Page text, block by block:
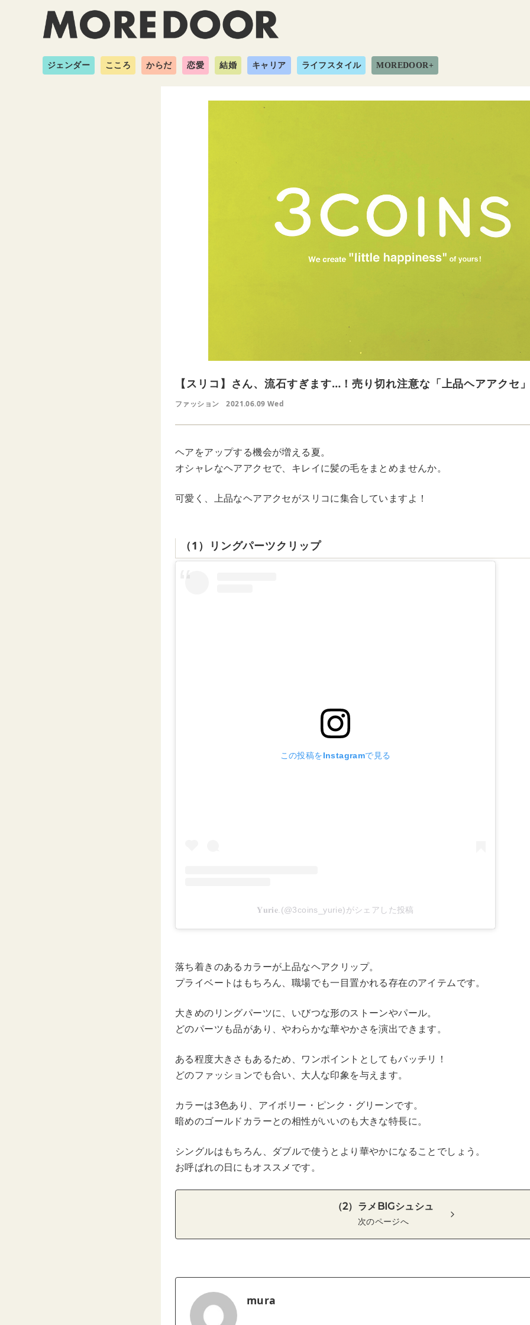
ジェンダー こころ からだ 恋愛 結婚 キャリア ライフスタイル MOREDOOR+
【スリコ】さん、流石すぎます…！売り切れ注意な「上品ヘアアクセ
ファッション 2021.06.09 Wed
ヘアをアップする機会が増える夏。
オシャレなヘアアクセで、キレイに髪の毛をまとめませんか。
可愛く、上品なヘアアクセがスリコに集合していますよ！
（1）リングパーツクリップ
この投稿をInstagramで見る
𝐘𝐮𝐫𝐢𝐞.(@3coins_yurie)がシェアした投稿
落ち着きのあるカラーが上品なヘアクリップ。
プライベートはもちろん、職場でも一目置かれる存在のアイテムです。
大きめのリングパーツに、いびつな形のストーンやパール。
どのパーツも品があり、やわらかな華やかさを演出できます。
ある程度大きさもあるため、ワンポイントとしてもバッチリ！
どのファッションでも合い、大人な印象を与えます。
カラーは3色あり、アイボリー・ピンク・グリーンです。
暗めのゴールドカラーとの相性がいいのも大きな特長に。
シングルはもちろん、ダブルで使うとより華やかになることでしょう。
お呼ばれの日にもオススメです。
（2）ラメBIGシュシュ
次のページへ
mura